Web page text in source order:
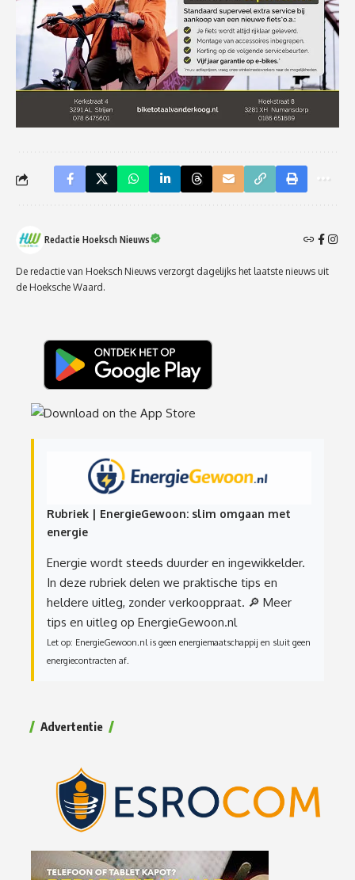
Redactie Hoeksch Nieuws
De redactie van Hoeksch Nieuws verzorgt dagelijks het laatste nieuws uit
de Hoeksche Waard.
Rubriek | EnergieGewoon: slim omgaan met
energie
Energie wordt steeds duurder en ingewikkelder.
In deze rubriek delen we praktische tips en
heldere uitleg, zonder verkooppraat. 🔎 Meer
tips en uitleg op EnergieGewoon.nl
Let op: EnergieGewoon.nl is geen energiemaatschappij en sluit geen
energiecontracten af.
Advertentie